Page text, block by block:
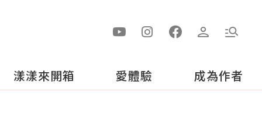
漾漾來開箱 愛體驗 成為作者